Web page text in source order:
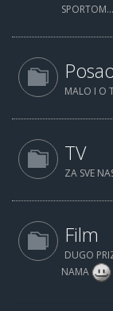
SPORTOM...
MALO I O
TV
ZA SVE
Film
DUGO
NAMA